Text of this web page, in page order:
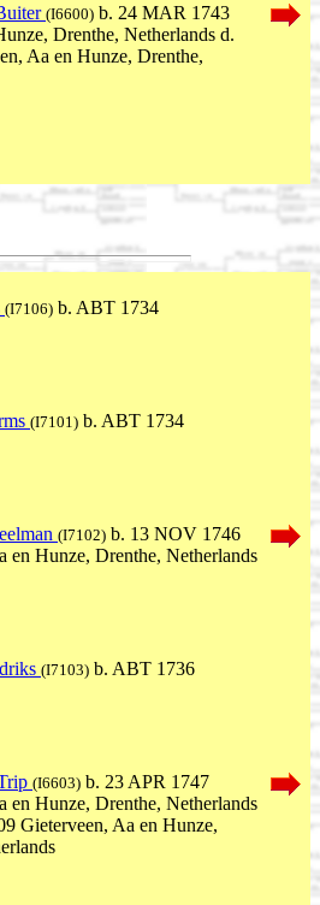
(I6600) b. 24 MAR 1743
Drenthe, Netherlands d.
Aa en Hunze, Drenthe,
(I7106) b. ABT 1734
(I7101) b. ABT 1734
(I7102) b. 13 NOV 1746
en Hunze, Drenthe, Netherlands
(I7103) b. ABT 1736
(I6603) b. 23 APR 1747
en Hunze, Drenthe, Netherlands
Gieterveen, Aa en Hunze,